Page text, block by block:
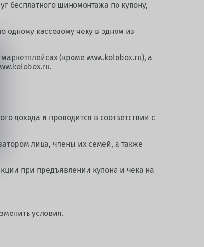
бесплатного шиномонтажа по купону,
одному кассовому чеку в одном из
(кроме www.kolobox.ru), а
дохода и проводится в соответствии с
лица, члены их семей, а также
при предъявлении купона и чека на
условия.